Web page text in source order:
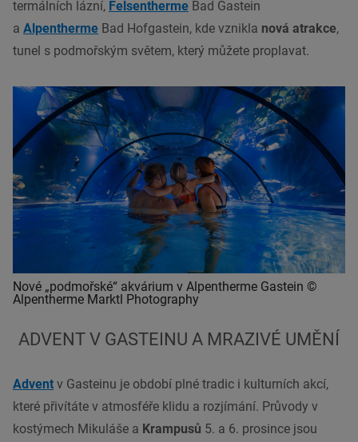
termálních lázní, Felsentherme Bad Gastein
a Alpentherme Bad Hofgastein, kde vznikla nová atrakce,
tunel s podmořským světem, který můžete proplavat.
Nové „podmořské“ akvárium v Alpentherme Gastein ©
Alpentherme Marktl Photography
ADVENT V GASTEINU A MRAZIVÉ UMĚNÍ
Advent v Gasteinu je období plné tradic i kulturních akcí,
které přivítáte v atmosféře klidu a rozjímání. Průvody v
kostýmech Mikuláše a Krampusů 5. a 6. prosince jsou